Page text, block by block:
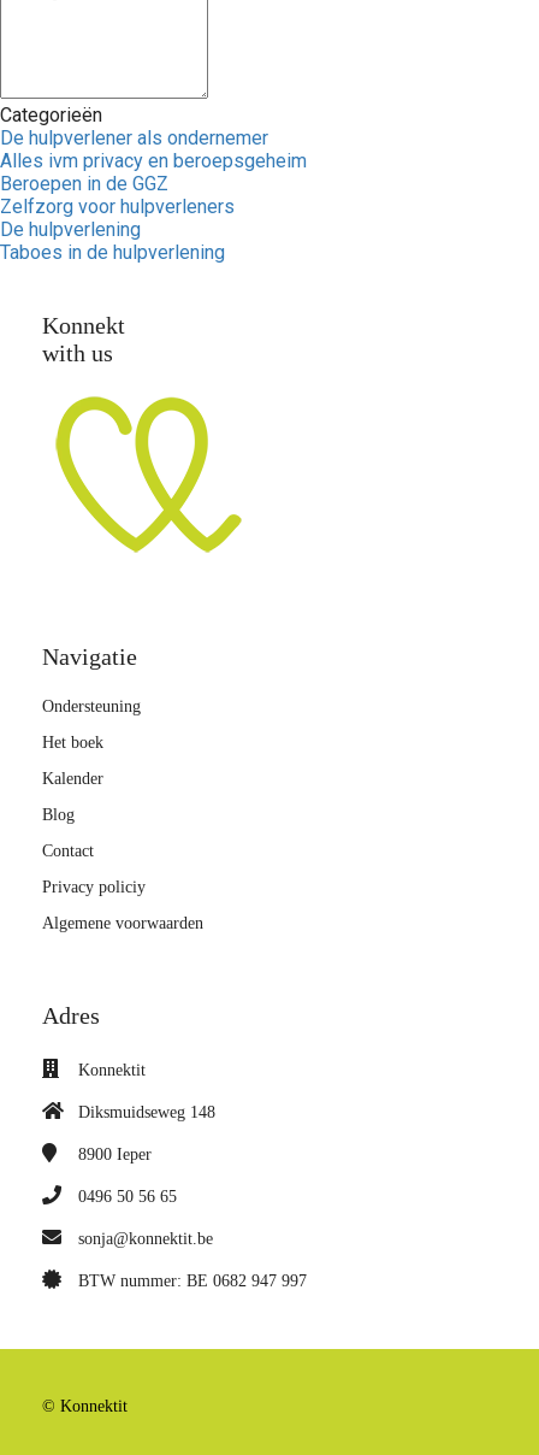
Categorieën
De hulpverlener als ondernemer
Alles ivm privacy en beroepsgeheim
Beroepen in de GGZ
Zelfzorg voor hulpverleners
De hulpverlening
Taboes in de hulpverlening
Konnekt
with us
Navigatie
Ondersteuning
Het boek
Kalender
Blog
Contact
Privacy policiy
Algemene voorwaarden
Adres
Konnektit
Diksmuidseweg 148
8900 Ieper
0496 50 56 65
sonja@konnektit.be
BTW nummer: BE 0682 947 997
© Konnektit